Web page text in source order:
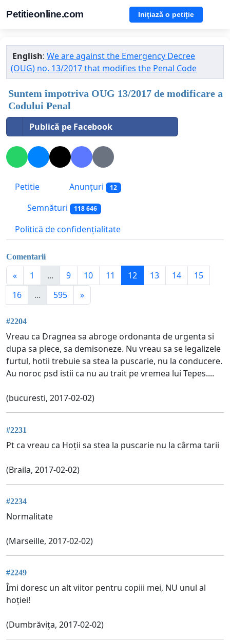
Petitieonline.com Inițiază o petiție
English:We are against the Emergency Decree
(OUG) no. 13/2017 that modifies the Penal Code
Suntem împotriva OUG 13/2017 de modificare a
Codului Penal
Publică pe Facebook
Petitie Anunțuri 12
Semnături 118 646
Politică de confidențialitate
Comentarii
« 1 ... 9 10 11 12 13 14
15
16
... 595 »
#2204
Vreau ca Dragnea sa abroge ordonanta de urgenta si
dupa sa plece, sa demisoneze. Nu vreau sa se legalizele
furtul, hotii trebuie sa stea la puscarie, nu la conducere.
Au noroc psd istii ca nu au trait pe vremea lui Tepes....
(bucuresti, 2017-02-02)
#2231
Pt ca vreau ca Hoții sa stea la puscarie nu la cârma tarii
(Braila, 2017-02-02)
#2234
Normalitate
(Marseille, 2017-02-02)
#2249
Îmi doresc un alt viitor pentru copiii mei, NU unul al
hoției!
(Dumbrăvița, 2017-02-02)